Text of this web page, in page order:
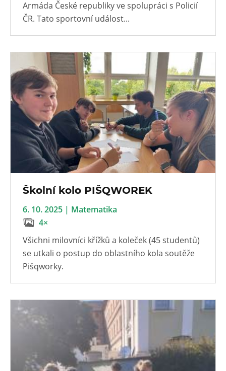
Armáda České republiky ve spolupráci s Policií
ČR. Tato sportovní událost...
Školní kolo PIŠQWOREK
6. 10. 2025 | Matematika
4×
Všichni milovníci křížků a koleček (45 studentů)
se utkali o postup do oblastního kola soutěže
Pišqworky.